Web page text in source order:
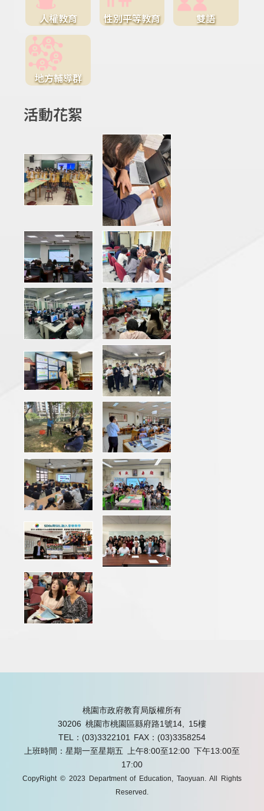
人權教育 性別平等教育 雙語
地方輔導群
活動花絮
桃園市政府教育局版權所有
30206 桃園市桃園區縣府路1號14, 15樓
TEL：(03)3322101 FAX：(03)3358254
上班時間：星期一至星期五 上午8:00至12:00 下午13:00至
17:00
CopyRight © 2023 Department of Education, Taoyuan. All Rights
Reserved.